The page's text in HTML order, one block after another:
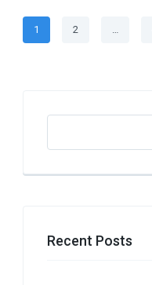
Pagination
des
Page
1 Page
2
Recent Posts